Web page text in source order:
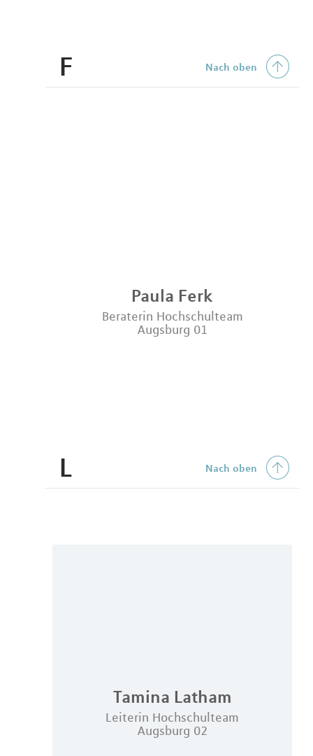
F
Paula Ferk
Beraterin Hochschulteam
Augsburg 01
Nach oben
L
Tamina Latham
Leiterin Hochschulteam
Augsburg 02
Nach oben